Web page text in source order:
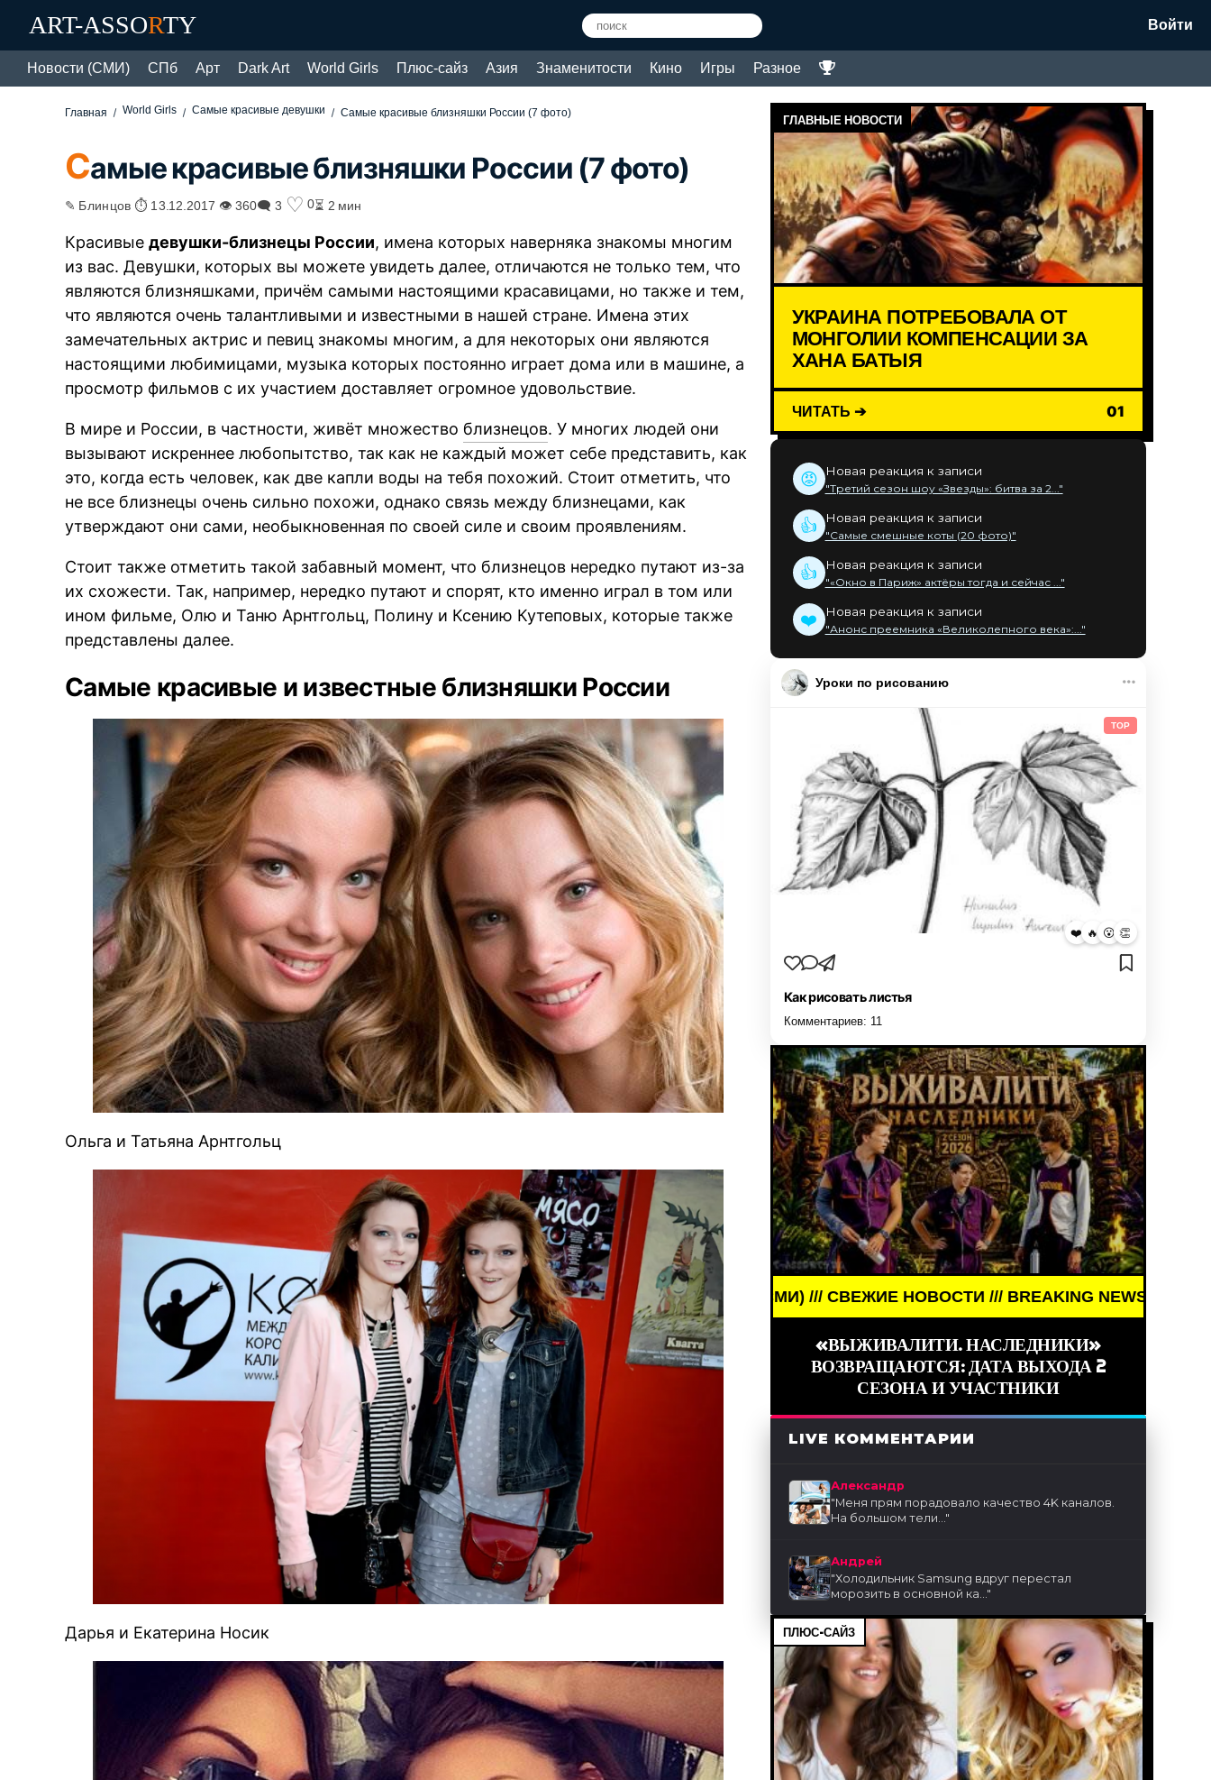
ART-ASSORTY Войти
Новости (СМИ) СПб Арт Dark Art World Girls Плюс-сайз Азия Знаменитости Кино Игры Разное
Главная World Girls Самые красивые девушки Самые красивые близняшки России (7 фото)
Самые красивые близняшки России (7 фото)
✎ Блинцов ⏱ 13.12.2017 👁 360🗨 3 ♡ 0⏳ 2 мин
Красивыедевушки-близнецы России, имена которых наверняка знакомы многим
из вас. Девушки, которых вы можете увидеть далее, отличаются не только тем, что
являются близняшками, причём самыми настоящими красавицами, но также и тем,
что являются очень талантливыми и известными в нашей стране. Имена этих
замечательных актрис и певиц знакомы многим, а для некоторых они являются
настоящими любимицами, музыка которых постоянно играет дома или в машине, а
просмотр фильмов с их участием доставляет огромное удовольствие.
В мире и России, в частности, живёт множество близнецов. У многих людей они
вызывают искреннее любопытство, так как не каждый может себе представить, как
это, когда есть человек, как две капли воды на тебя похожий. Стоит отметить, что
не все близнецы очень сильно похожи, однако связь между близнецами, как
утверждают они сами, необыкновенная по своей силе и своим проявлениям.
Стоит также отметить такой забавный момент, что близнецов нередко путают из-за
их схожести. Так, например, нередко путают и спорят, кто именно играл в том или
ином фильме, Олю и Таню Арнтгольц, Полину и Ксению Кутеповых, которые также
представлены далее.
Самые красивые и известные близняшки России
Ольга и Татьяна Арнтгольц
Дарья и Екатерина Носик
ГЛАВНЫЕ НОВОСТИ
УКРАИНА ПОТРЕБОВАЛА ОТ
МОНГОЛИИ КОМПЕНСАЦИИ ЗА
ХАНА БАТЫЯ
ЧИТАТЬ ➔ 01
😡 Новая реакция к записи
"Третий сезон шоу «Звезды»: битва за 2..."
👍 Новая реакция к записи
"Самые смешные коты (20 фото)"
👍 Новая реакция к записи
"«Окно в Париж» актёры тогда и сейчас ..."
❤️ Новая реакция к записи
"Анонс преемника «Великолепного века»:..."
Уроки по рисованию
TOP
❤️ 🔥 😮 👏
Как рисовать листья
Комментариев: 11
BREAKING NEWS /// НОВОСТИ (СМИ) /// СВЕЖИЕ НОВОСТИ /// BREAKING NEWS /// НОВОСТИ (СМИ) ///
«ВЫЖИВАЛИТИ. НАСЛЕДНИКИ»
ВОЗВРАЩАЮТСЯ: ДАТА ВЫХОДА 2
СЕЗОНА И УЧАСТНИКИ
LIVE КОММЕНТАРИИ
Александр
"Меня прям порадовало качество 4K каналов.
На большом тели..."
Андрей
"Холодильник Samsung вдруг перестал
морозить в основной ка..."
ПЛЮС-САЙЗ